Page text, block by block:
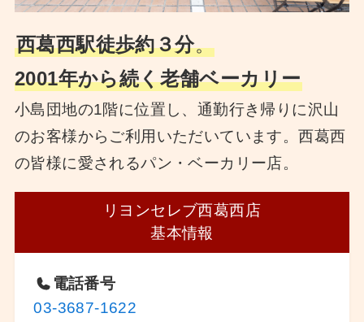
西葛西駅徒歩約３分。
2001年から続く老舗ベーカリー
小島団地の1階に位置し、通勤行き帰りに沢山
のお客様からご利用いただいています。西葛西
の皆様に愛されるパン・ベーカリー店。
リヨンセレブ西葛西店
基本情報
電話番号
03-3687-1622